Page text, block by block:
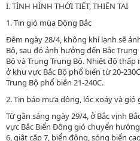
I. TÌNH HÌNH THỜI TIẾT, THIÊN TAI
1. Tin gió mùa Đông Bắc
Đêm ngày 28/4, không khí lạnh sẽ
Bộ, sau đó ảnh hưởng đến Bắc
Bộ và Trung Trung Bộ. Nhiệt độ
ở khu vực Bắc Bộ phổ biến từ 20-230
Trung Bộ phổ biến 21-240C.
2. Tin báo mưa dông, lốc xoáy và
Từ gần sáng ngày 29/4, ở Bắc vịnh
vực Bắc Biển Đông gió chuyển
6, giật cấp 7, biển động, sóng biển